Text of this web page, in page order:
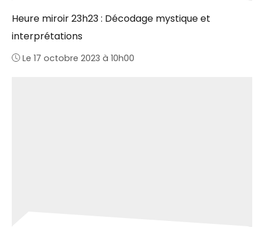
Heure miroir 23h23 : Décodage mystique et
interprétations
Le 17 octobre 2023 à 10h00